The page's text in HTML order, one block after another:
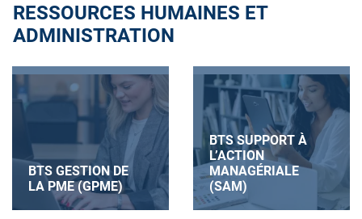
RESSOURCES HUMAINES ET
ADMINISTRATION
BTS GESTION DE
LA PME (GPME)
BTS SUPPORT À
L’ACTION
MANAGÉRIALE
(SAM)